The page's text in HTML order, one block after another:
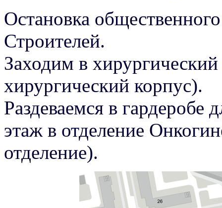
Остановка
Строителей.
Заходим в
хирургический корпус).
Раздеваемся в гардеробе
этаж в отделение
отделение).